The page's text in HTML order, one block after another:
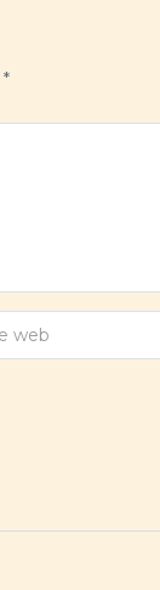
*